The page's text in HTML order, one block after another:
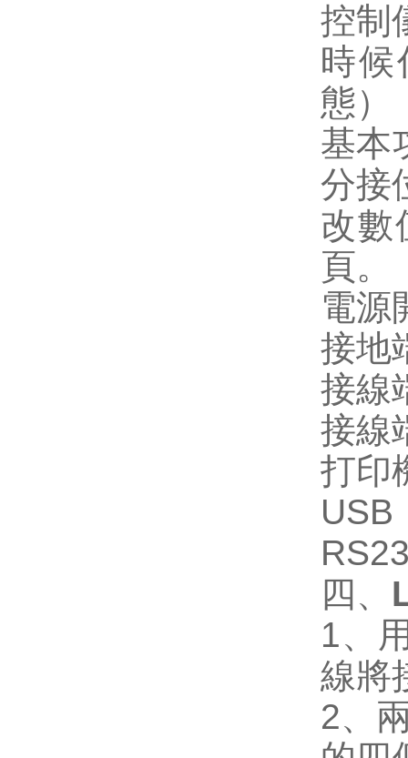
控制
時候
態）
基本
分接
改數
頁。
電源
接地
接線
接線
打印
USB
四、
1、
線將
2、